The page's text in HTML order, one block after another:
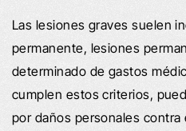
Las lesiones graves suelen
permanente, lesiones
determinado de gastos
cumplen estos criterios,
por daños personales